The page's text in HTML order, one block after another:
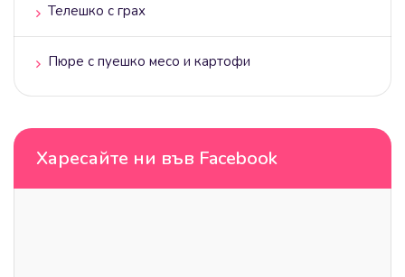
Телешко с грах
Пюре с пуешко месо и картофи
Харесайте ни във Facebook